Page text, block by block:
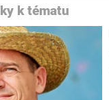
k tématu